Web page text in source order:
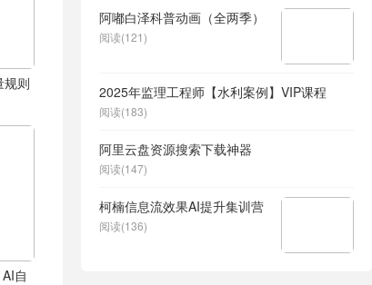
规则
自
阿嘟白泽科普动画（全两季）
阅读(121)
2025年监理工程师【水利案例】VIP课程
阅读(183)
阿里云盘资源搜索下载神器
阅读(147)
柯楠信息流效果AI提升集训营
阅读(136)